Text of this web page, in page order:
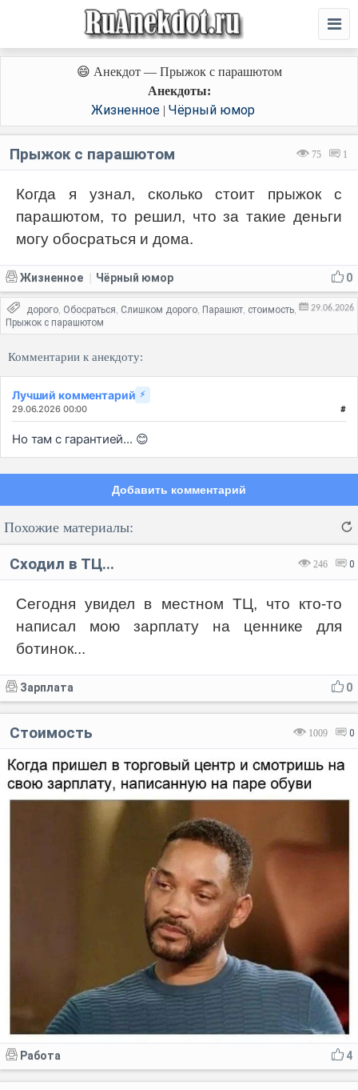
😄 Анекдот — Прыжок с парашютом
Анекдоты:
Жизненное | Чёрный юмор
75 1
Прыжок с парашютом
Когда я узнал, сколько стоит прыжок с
парашютом, то решил, что за такие деньги
могу обосраться и дома.
0
Жизненное Чёрный юмор
29.06.2026
дорого, Обосраться, Слишком дорого, Парашют, стоимость,
Прыжок с парашютом
Комментарии к анекдоту:
Лучший комментарий ⚡
29.06.2026 00:00 #
Но там с гарантией... 😊
Добавить комментарий
Код: Отправить
Похожие материалы:
246 0
Сходил в ТЦ...
Сегодня увидел в местном ТЦ, что кто-то
написал мою зарплату на ценнике для
ботинок...
0
Зарплата
1009 0
Стоимость
4
Работа